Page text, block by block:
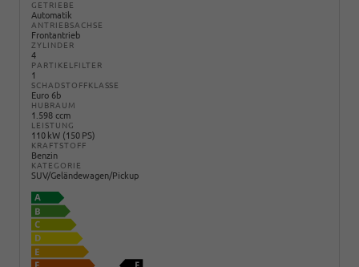
GETRIEBE
Automatik
ANTRIEBSACHSE
Frontantrieb
ZYLINDER
4
PARTIKELFILTER
1
SCHADSTOFFKLASSE
Euro 6b
HUBRAUM
1.598 ccm
LEISTUNG
110 kW (150 PS)
KRAFTSTOFF
Benzin
KATEGORIE
SUV/Geländewagen/Pickup